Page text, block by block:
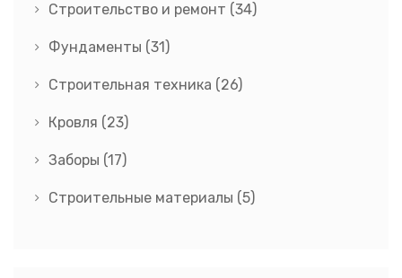
Строительство и ремонт (34)
Фундаменты (31)
Строительная техника (26)
Кровля (23)
Заборы (17)
Строительные материалы (5)